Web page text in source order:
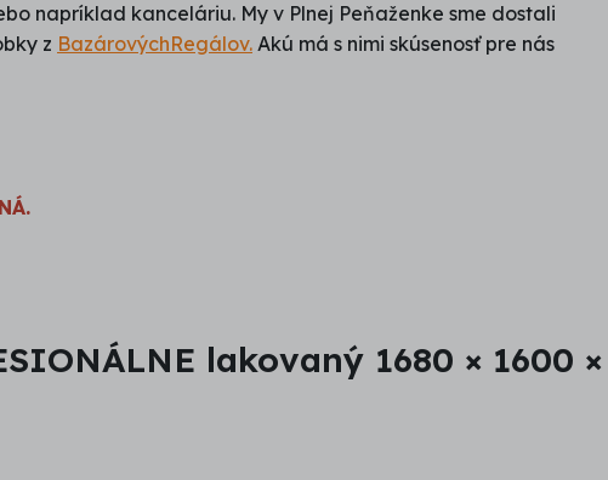
napríklad kanceláriu. My v Plnej Peňaženke sme dostali
z BazárovýchRegálov. Akú má s nimi skúsenosť pre nás
lakovaný 1680 × 1600 ×